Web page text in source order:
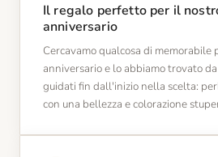
Il regalo perfetto per il
anniversario
Cercavamo qualcosa di memorabile
anniversario e lo abbiamo trovato
guidati fin dall'inizio nella scelta:
con una bellezza e colorazione